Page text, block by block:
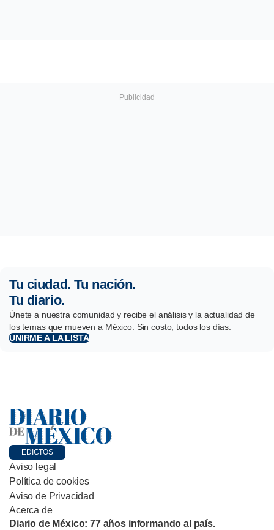
Tu ciudad. Tu nación.
Tu diario.
Únete a nuestra comunidad y recibe el análisis y la actualidad de
los temas que mueven a México. Sin costo, todos los días.
UNIRME A LA LISTA
EDICTOS
Aviso legal
Política de cookies
Aviso de Privacidad
Acerca de
Diario de México: 77 años informando al país.